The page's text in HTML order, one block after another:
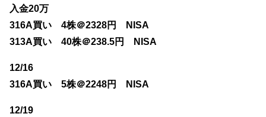
入金20万
316A買い 4株＠2328円 NISA
313A買い 40株＠238.5円 NISA
12/16
316A買い 5株＠2248円 NISA
12/19